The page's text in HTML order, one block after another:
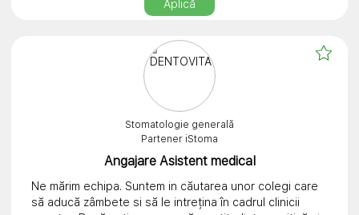
tratamentul, ci cum se simte pacientul înainte de
Trimite CV-ul tău (cu poza) la adresa de e-mail:
recrutare.equilibrium@gmail.com
Aplică
Stomatologie generală
Partener iStoma
Angajare Asistent medical
Ne mărim echipa. Suntem in căutarea unor colegi care
să aducă zâmbete si să le intrețina în cadrul clinicii